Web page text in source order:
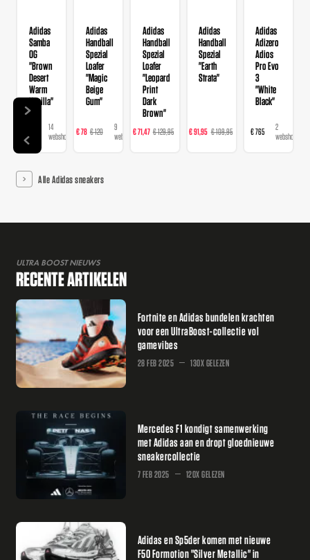
Adidas
Samba
OG
"Brown
Desert
Warm
Vanilla"
14
webshops
Adidas
Handball
Spezial
Loafer
"Magic
Beige
Gum"
€ 78 € 120
9
webshops
Adidas
Handball
Spezial
Loafer
"Leopard
Print
Dark
Brown"
€ 71,47 € 129,95
webshops
Adidas
Handball
Spezial
"Earth
Strata"
€ 91,95 € 109,95
webshops
Adidas
Adizero
Adios
Pro Evo
3
"White
Black"
€ 765
2
webshops
Alle Adidas sneakers
ULTRA BOOST NIEUWS
RECENTE ARTIKELEN
Fortnite en Adidas bundelen krachten
voor een UltraBoost-collectie vol
gamevibes
28 FEB 2025 130X GELEZEN
Mercedes F1 kondigt samenwerking
met Adidas aan en dropt gloednieuwe
sneakercollectie
7 FEB 2025 120X GELEZEN
Adidas en Sp5der komen met nieuwe
F50 Formotion "Silver Metallic" in